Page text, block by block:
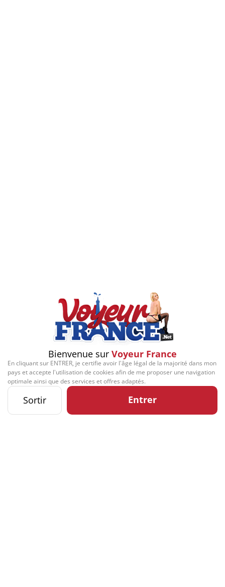
Bienvenue sur Voyeur France
En cliquant sur ENTRER, je certifie avoir l'âge légal de la majorité dans mon
pays et accepte l'utilisation de cookies afin de me proposer une navigation
optimale ainsi que des services et offres adaptés.
Sortir Entrer